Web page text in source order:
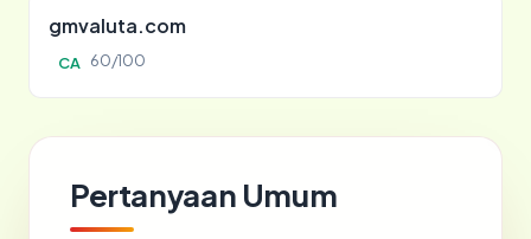
gmvaluta.com
CA 60/100
Pertanyaan Umum